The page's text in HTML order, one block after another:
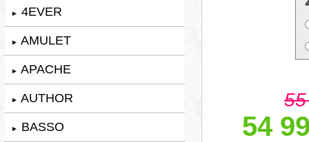
► 4EVER
► AMULET
► APACHE
► AUTHOR
► BASSO 54